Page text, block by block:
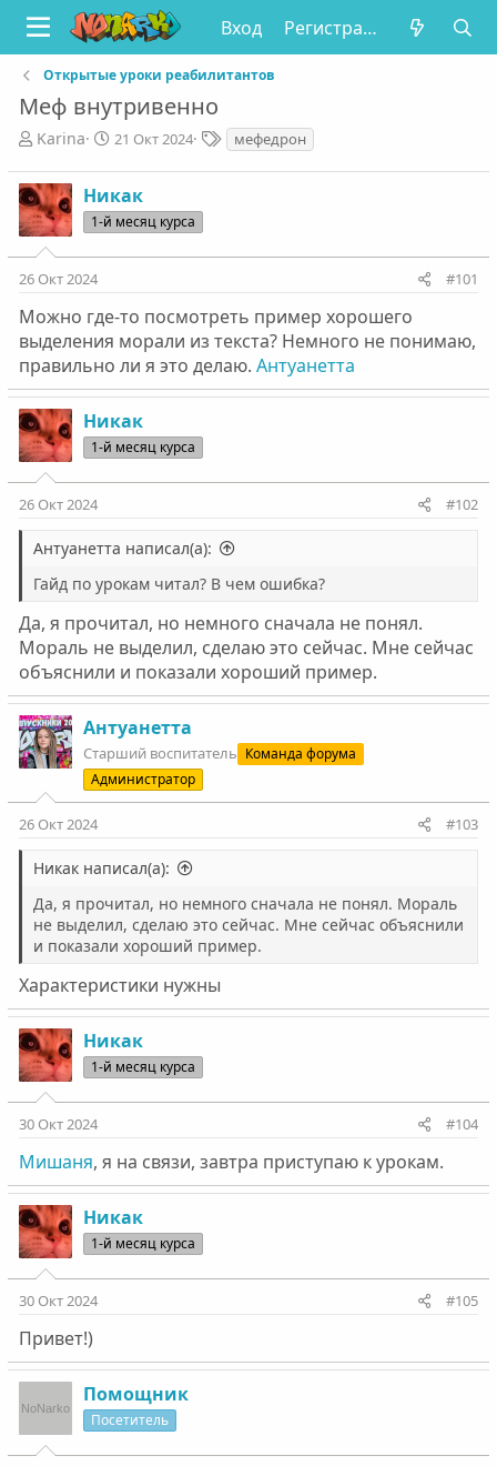
Вход Регистрация
Открытые уроки реабилитантов
Меф внутривенно
А
т
о
р
т
е
м
Karinа
Д
т
а
н
ч
а
21 Окт 2024
Т
е
г
мефедрон
Никак
1-й месяц курса
26 Окт 2024 #101
Можно где-то посмотреть пример хорошего
выделения морали из текста? Немного не понимаю,
правильно ли я это делаю. Антуанетта
Никак
1-й месяц курса
26 Окт 2024 #102
Антуанетта написал(а):
Гайд по урокам читал? В чем ошибка?
Да, я прочитал, но немного сначала не понял.
Мораль не выделил, сделаю это сейчас. Мне сейчас
объяснили и показали хороший пример.
Антуанетта
Старший воспитатель Команда форума
Администратор
26 Окт 2024 #103
Никак написал(а):
Да, я прочитал, но немного сначала не понял. Мораль
не выделил, сделаю это сейчас. Мне сейчас объяснили
и показали хороший пример.
Характеристики нужны
Никак
1-й месяц курса
30 Окт 2024 #104
Мишаня, я на связи, завтра приступаю к урокам.
Никак
1-й месяц курса
30 Окт 2024 #105
Привет!)
Помощник
Посетитель